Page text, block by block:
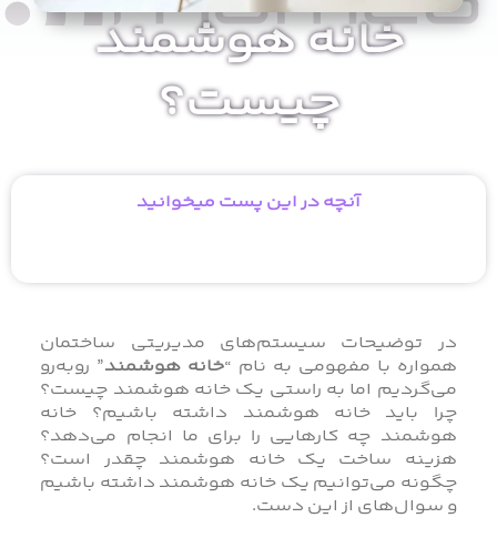
تماس با ماخانه هوشمند
چیست؟
آنچه در این پست میخوانید
در توضیحات سیستم‌های مدیریتی ساختمان
همواره با مفهومی به نام “خانه هوشمند” روبه‌رو
می‌گردیم اما به راستی یک خانه هوشمند چیست؟
چرا باید خانه هوشمند داشته باشیم؟ خانه
هوشمند چه کارهایی را برای ما انجام می‌دهد؟
هزینه ساخت یک خانه هوشمند چقدر است؟
چگونه می‌توانیم یک خانه هوشمند داشته باشیم
و سوال‌های از این دست.